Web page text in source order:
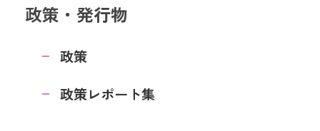
政策・発行物
政策
政策レポート集